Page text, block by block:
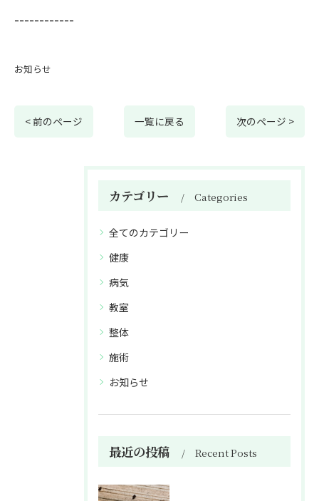
------------
お知らせ
< 前のページ 一覧に戻る 次のページ >
カテゴリー Categories
全てのカテゴリー
健康
病気
教室
整体
施術
お知らせ
最近の投稿 Recent Posts